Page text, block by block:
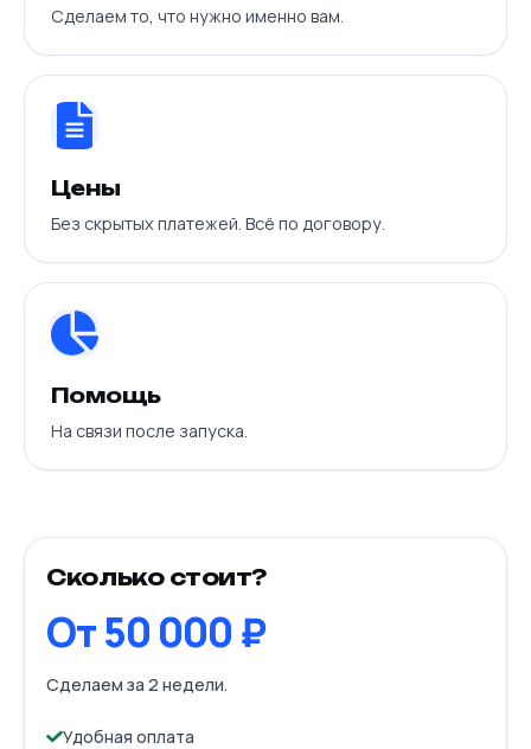
Сделаем то, что нужно именно вам.
Цены
Без скрытых платежей. Всё по договору.
Помощь
На связи после запуска.
Сколько стоит?
От 50 000 ₽
Сделаем за 2 недели.
Удобная оплата